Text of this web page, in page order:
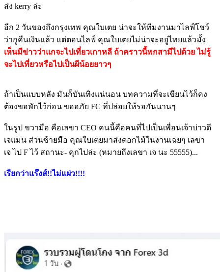
ส่ง kerry ล่ะ
อีก 2 วันของถึงกรุงเทพ คุณใบเตย น่าจะให้ทีมงานมาไลฟ์โชว์
ว่ากูคืนเงินแล้ว แต่ตอนไลฟ์ คุณใบเตยไม่น่าจะอยู่ไทยแล้วมั้ง
เห็นมีข่าวว่าแกจะไปเที่ยวเกาหลี ถ้าคราวนี้พกสามีไปด้วย ไม่รู้
จะไปเที่ยวหรือไปเป็นผีน้อยยาวๆ
ถ้าเป็นแบบหลัง มันก็บันเทิงแน่นอน บทความที่จะเขียนไว้ก็คง
ต้องขอพักไว้ก่อน ขออภัย FC ที่ปล่อยให้รอกันนานๆ
ในรูป ขวามือ คือเลขา CEO คนนี้คือคนที่ไปเป็นเพื่อนเจ้าบ่าวดี
เจแมน ส่วนซ้ายมือ คุณใบเตยมาส่งดอกไม้ในงานเฉยๆ เลขา
เจ ไป F ไว้ สถานะ- คุกไปล่ะ (หมายถึงเลขา เจ นะ 55555)...
เรียกว่าแร๊งส์!!ไม่แผ่ว!!!!